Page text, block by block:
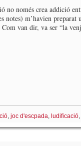
no només crea addició
notes) m’havien
van dir, va ser “la
, joc d'escpada, ludificació,